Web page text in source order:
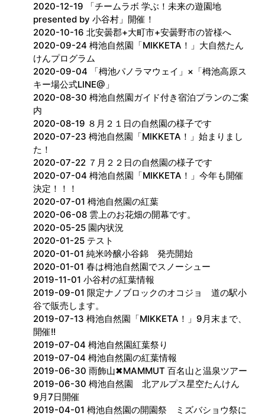
2020-12-19 「チームラボ 学ぶ！未来の遊園地
presented by 小谷村」開催！
2020-10-16 北安曇郡+大町市+安曇野市の皆様へ
2020-09-24 栂池自然園「MIKKETA！」大自然たん
けんプログラム
2020-09-04 「栂池パノラマウェイ」×「栂池高原ス
キー場公式LINE@」
2020-08-30 栂池自然園ガイド付き宿泊プランのご案
内
2020-08-19 ８月２１日の自然園の様子です
2020-07-23 栂池自然園「MIKKETA！」始まりまし
た！
2020-07-22 ７月２２日の自然園の様子です
2020-07-04 栂池自然園「MIKKETA！」今年も開催
決定！！！
2020-07-01 栂池自然園の紅葉
2020-06-08 雲上のお花畑の開幕です。
2020-05-25 園内状況
2020-01-25 テスト
2020-01-01 純米吟醸小谷錦 発売開始
2020-01-01 春は栂池自然園でスノーシュー
2019-11-01 小谷村の紅葉情報
2019-09-01 限定ナノブロックのオコジョ 道の駅小
谷で販売します。
2019-07-13 栂池自然園「MIKKETA！」9月末まで、
開催!!
2019-07-04 栂池自然園紅葉祭り
2019-07-04 栂池自然園の紅葉情報
2019-06-30 雨飾山✖︎MAMMUT 百名山と温泉ツアー
2019-06-30 栂池自然園 北アルプス星空たんけん
9月7日開催
2019-04-01 栂池自然園の開園祭 ミズバショウ祭に